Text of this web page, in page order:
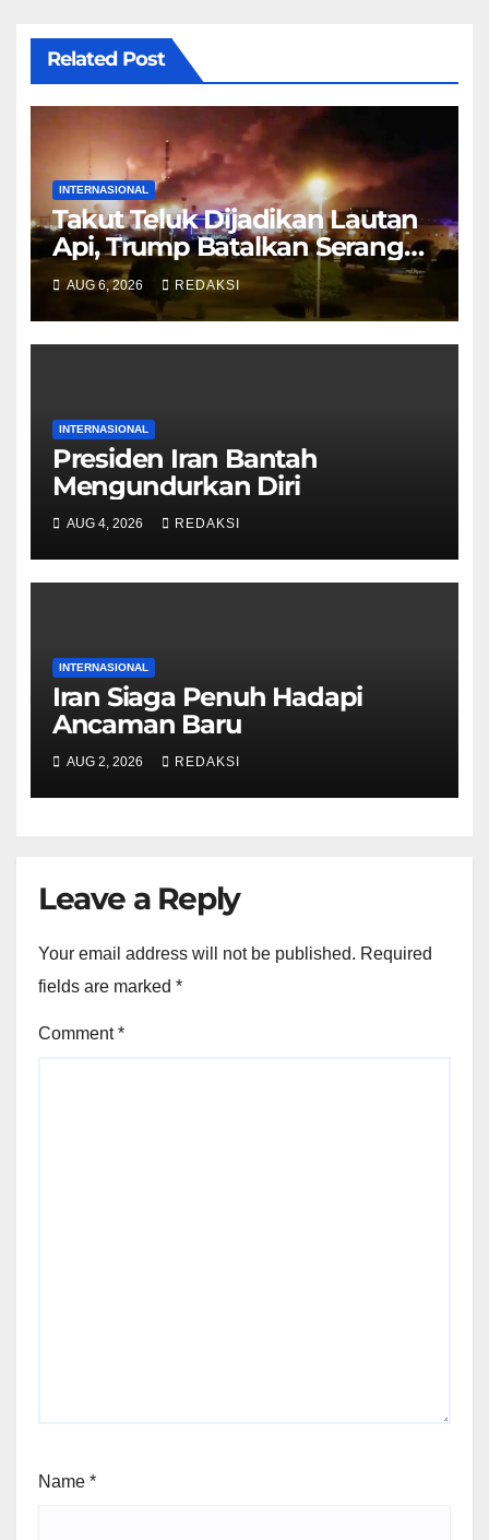
Related Post
INTERNASIONAL
Takut Teluk Dijadikan Lautan
Api, Trump Batalkan Serangan
ke Iran
AUG 6, 2026 REDAKSI
INTERNASIONAL
Presiden Iran Bantah
Mengundurkan Diri
AUG 4, 2026 REDAKSI
INTERNASIONAL
Iran Siaga Penuh Hadapi
Ancaman Baru
AUG 2, 2026 REDAKSI
Leave a Reply
Your email address will not be published. Required
fields are marked *
Comment*
Name *